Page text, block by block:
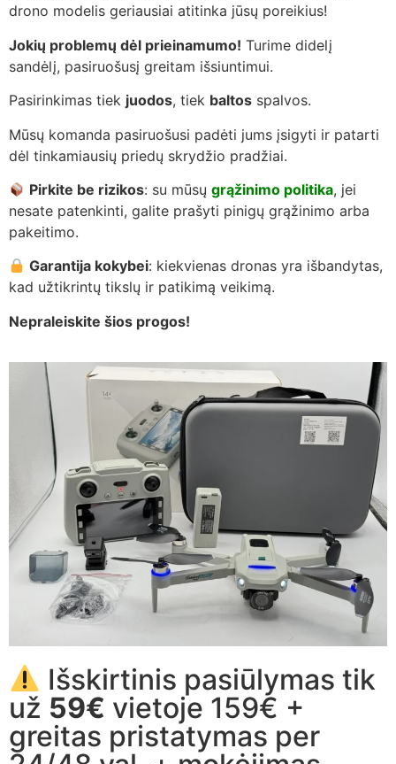
drono modelis geriausiai atitinka jūsų poreikius!
Jokių problemų dėl prieinamumo! Turime didelį
sandėlį, pasiruošusį greitam išsiuntimui.
Pasirinkimas tiek juodos, tiek baltos spalvos.
Mūsų komanda pasiruošusi padėti jums įsigyti ir patarti
dėl tinkamiausių priedų skrydžio pradžiai.
Pirkite be rizikos: su mūsųgrąžinimo politika, jei
nesate patenkinti, galite prašyti pinigų grąžinimo arba
pakeitimo.
Garantija kokybei: kiekvienas dronas yra išbandytas,
kad užtikrintų tikslų ir patikimą veikimą.
Nepraleiskite šios progos!
Išskirtinis pasiūlymas tik
už 59€ vietoje 159€ +
greitas pristatymas per